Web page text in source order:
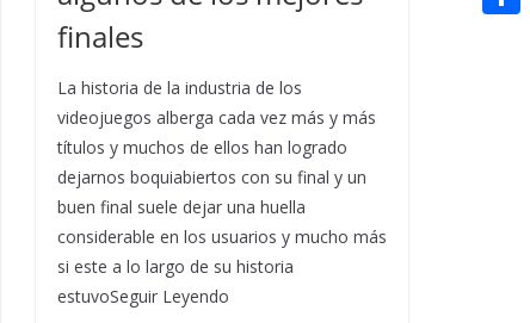
finales
La historia de la industria de los
videojuegos alberga cada vez más y más
títulos y muchos de ellos han logrado
dejarnos boquiabiertos con su final y un
buen final suele dejar una huella
considerable en los usuarios y mucho más
si este a lo largo de su historia
estuvoSeguir Leyendo
n
a